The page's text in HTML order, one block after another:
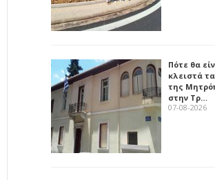
Πότε θα
κλειστά
της
στην Τρ…
07-08-2026